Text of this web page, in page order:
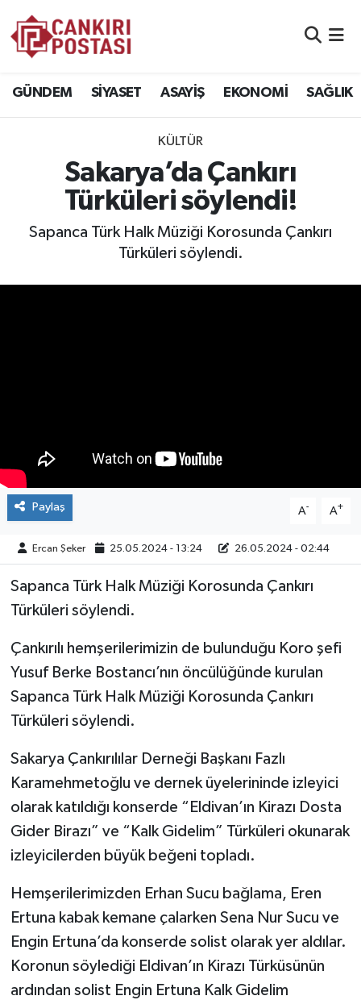
GÜNDEM SİYASET ASAYİŞ EKONOMİ SAĞLIK
KÜLTÜR
Sakarya’da Çankırı
Türküleri söylendi!
Sapanca Türk Halk Müziği Korosunda Çankırı
Türküleri söylendi.
Paylaş A- A+
Ercan Şeker 25.05.2024 - 13:24 26.05.2024 - 02:44
Sapanca Türk Halk Müziği Korosunda Çankırı
Türküleri söylendi.
Çankırılı hemşerilerimizin de bulunduğu Koro şefi
Yusuf Berke Bostancı’nın öncülüğünde kurulan
Sapanca Türk Halk Müziği Korosunda Çankırı
Türküleri söylendi.
Sakarya Çankırılılar Derneği Başkanı Fazlı
Karamehmetoğlu ve dernek üyelerininde izleyici
olarak katıldığı konserde “Eldivan’ın Kirazı Dosta
Gider Birazı” ve “Kalk Gidelim” Türküleri okunarak
izleyicilerden büyük beğeni topladı.
Hemşerilerimizden Erhan Sucu bağlama, Eren
Ertuna kabak kemane çalarken Sena Nur Sucu ve
Engin Ertuna’da konserde solist olarak yer aldılar.
Koronun söylediği Eldivan’ın Kirazı Türküsünün
ardından solist Engin Ertuna Kalk Gidelim
EKONOMİ
SAĞLIK
KÜLTÜR
TURİZM
MAGAZİN
BİLİM&TEKNOLOJİ
BÖLGE
TÜRKİYE
DÜNYA
Trafik Durumu
Süper Lig Puan Durumu ve Fikstür